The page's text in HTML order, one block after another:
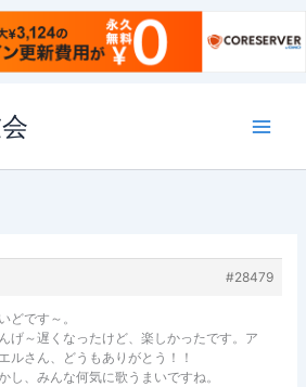
#28479
どです～。
げ～遅くなったけど、楽しかったです。ア
ルさん、どうもありがとう！！
し、みんな何気に歌うまいですね。